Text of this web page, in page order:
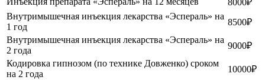
8000₽
Внутримышечная инъекция лекарства «Эспераль» на
1 год
8500₽
Внутримышечная инъекция лекарства «Эспераль» на
2 года
9000₽
Кодировка гипнозом (по технике Довженко) сроком
на 2 года
10000₽